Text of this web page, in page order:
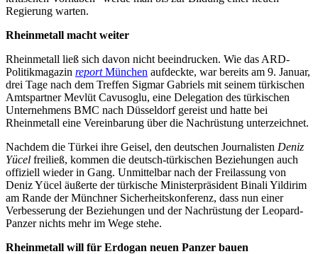
Regierung warten.
Rheinmetall macht weiter
Rheinmetall ließ sich davon nicht beeindrucken. Wie das ARD-
Politikmagazin reportMünchen aufdeckte, war bereits am 9. Januar,
drei Tage nach dem Treffen Sigmar Gabriels mit seinem türkischen
Amtspartner Mevlüt Cavusoglu, eine Delegation des türkischen
Unternehmens BMC nach Düsseldorf gereist und hatte bei
Rheinmetall eine Vereinbarung über die Nachrüstung unterzeichnet.
Nachdem die Türkei ihre Geisel, den deutschen Journalisten Deniz
Yücel freiließ, kommen die deutsch-türkischen Beziehungen auch
offiziell wieder in Gang. Unmittelbar nach der Freilassung von
Deniz Yücel äußerte der türkische Ministerpräsident Binali Yildirim
am Rande der Münchner Sicherheitskonferenz, dass nun einer
Verbesserung der Beziehungen und der Nachrüstung der Leopard-
Panzer nichts mehr im Wege stehe.
Rheinmetall will für Erdogan neuen Panzer bauen